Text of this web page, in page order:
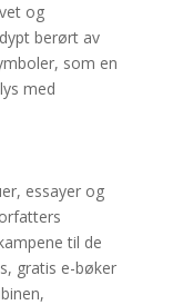
og
berørt av
som en
med
essayer og
til de
gratis e-bøker